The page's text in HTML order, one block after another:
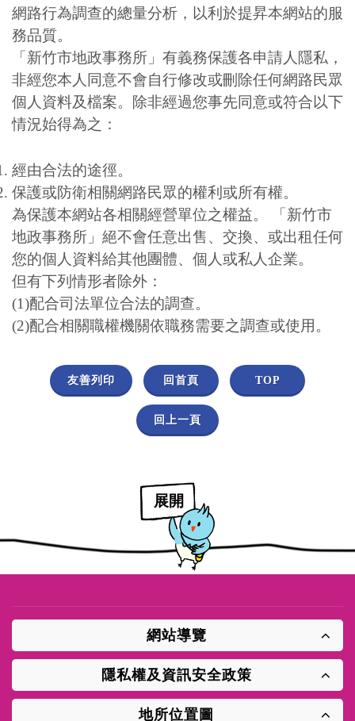
網路行為調查的總量分析，以利於提昇本網站的服
務品質。
「新竹市地政事務所」有義務保護各申請人隱私，
非經您本人同意不會自行修改或刪除任何網路民眾
個人資料及檔案。除非經過您事先同意或符合以下
情況始得為之：
經由合法的途徑。
保護或防衛相關網路民眾的權利或所有權。
為保護本網站各相關經營單位之權益。 「新竹市
地政事務所」絕不會任意出售、交換、或出租任何
您的個人資料給其他團體、個人或私人企業。
但有下列情形者除外：
(1)配合司法單位合法的調查。
(2)配合相關職權機關依職務需要之調查或使用。
友善列印 回首頁 TOP
回上一頁
展開
網站導覽
隱私權及資訊安全政策
地所位置圖